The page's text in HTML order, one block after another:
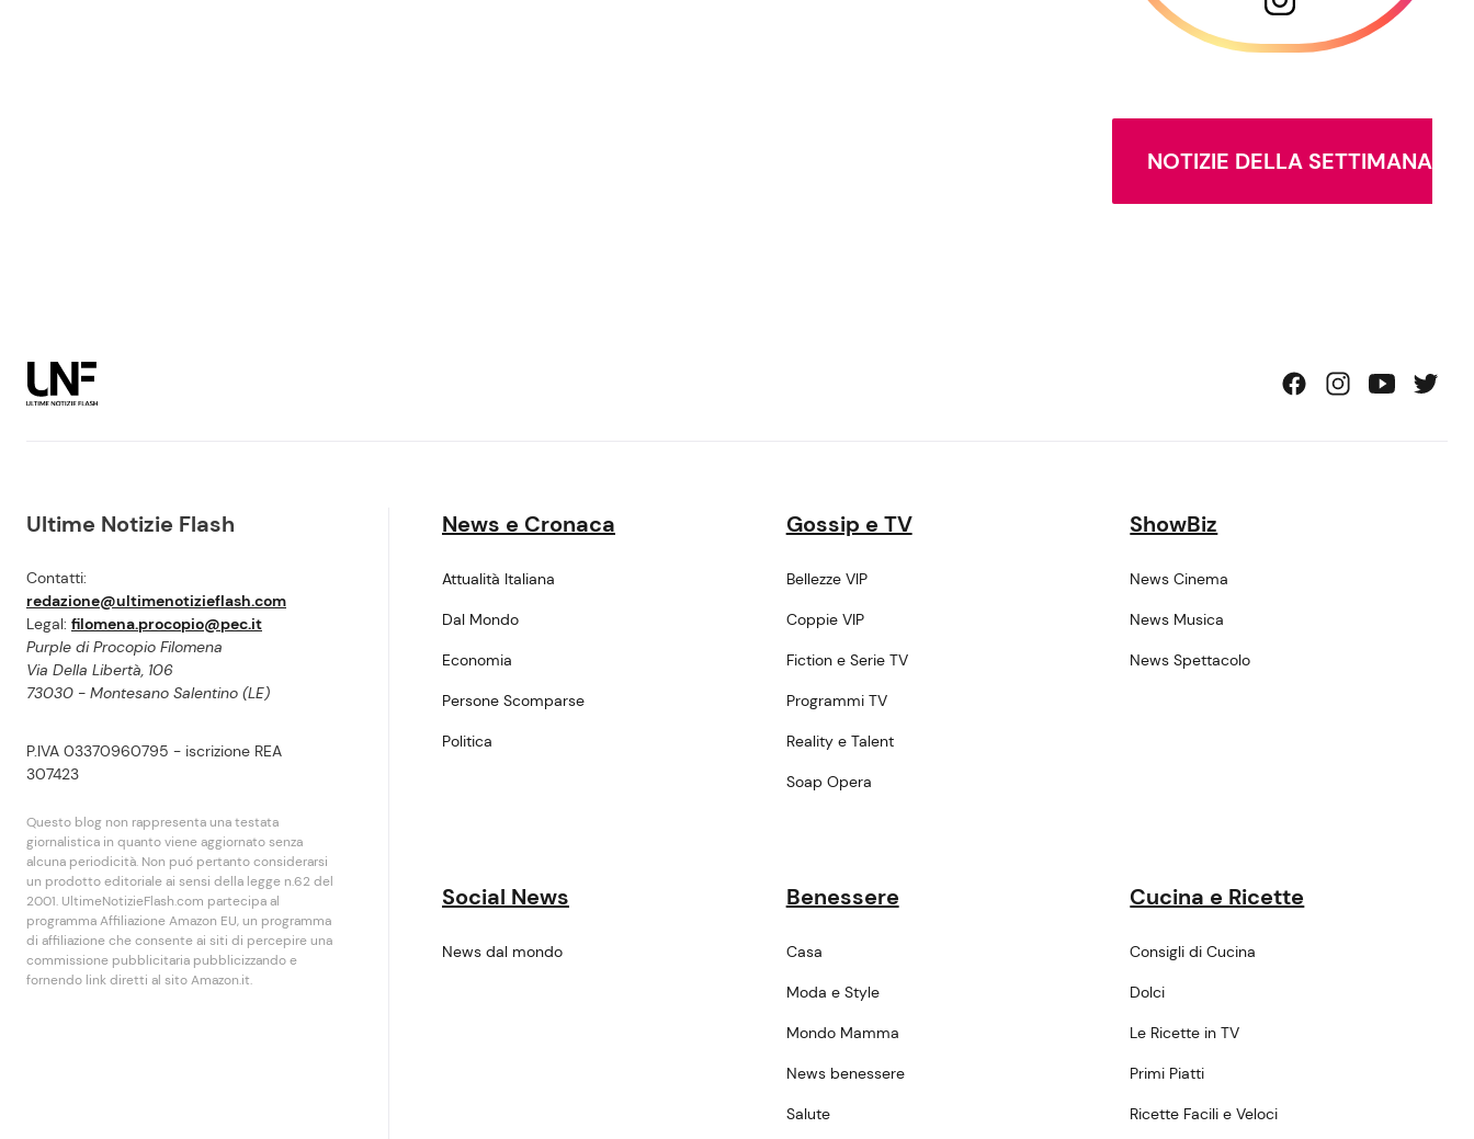
NOTIZIE DELLA SETTIMANA
Ultime Notizie Flash
Contatti:
redazione@ultimenotizieflash.com
Legal: filomena.procopio@pec.it
Purple di Procopio Filomena
Via Della Libertà, 106
73030 - Montesano Salentino (LE)
P.IVA 03370960795 - iscrizione REA
307423
Questo blog non rappresenta una testata
giornalistica in quanto viene aggiornato senza
alcuna periodicità. Non puó pertanto considerarsi
un prodotto editoriale ai sensi della legge n.62 del
2001. UltimeNotizieFlash.com partecipa al
programma Affiliazione Amazon EU, un programma
di affiliazione che consente ai siti di percepire una
commissione pubblicitaria pubblicizzando e
fornendo link diretti al sito Amazon.it.
News e Cronaca
Attualità Italiana
Dal Mondo
Economia
Persone Scomparse
Politica
Gossip e TV
Bellezze VIP
Coppie VIP
Fiction e Serie TV
Programmi TV
Reality e Talent
Soap Opera
ShowBiz
News Cinema
News Musica
News Spettacolo
Social News
News dal mondo
Benessere
Casa
Moda e Style
Mondo Mamma
News benessere
Salute
Cucina e Ricette
Consigli di Cucina
Dolci
Le Ricette in TV
Primi Piatti
Ricette Facili e Veloci